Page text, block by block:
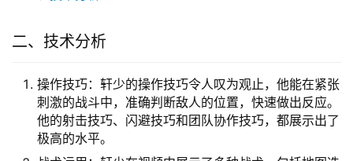
二、技术分析
操作技巧：轩少的操作技巧令人叹为观止，他能在紧张
刺激的战斗中，准确判断敌人的位置，快速做出反应。
他的射击技巧、闪避技巧和团队协作技巧，都展示出了
极高的水平。